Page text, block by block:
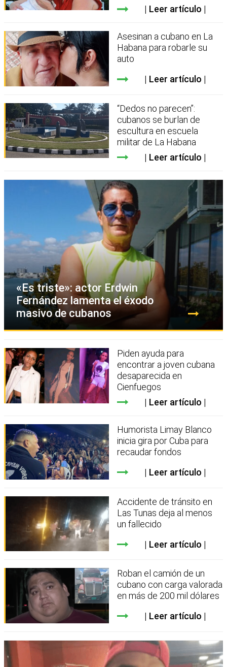
Leer artículo
Asesinan a cubano en La
Habana para robarle su
auto
Leer artículo
“Dedos no parecen”:
cubanos se burlan de
escultura en escuela
militar de La Habana
Leer artículo
«Es triste»: actor Erdwin
Fernández lamenta el éxodo
masivo de cubanos
Piden ayuda para
encontrar a joven cubana
desaparecida en
Cienfuegos
Leer artículo
Humorista Limay Blanco
inicia gira por Cuba para
recaudar fondos
Leer artículo
Accidente de tránsito en
Las Tunas deja al menos
un fallecido
Leer artículo
Roban el camión de un
cubano con carga valorada
en más de 200 mil dólares
Leer artículo